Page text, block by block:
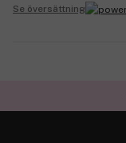
Se översättning